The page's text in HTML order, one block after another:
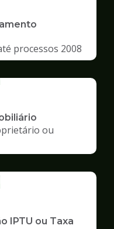
processos 2008
ou
IPTU ou Taxa